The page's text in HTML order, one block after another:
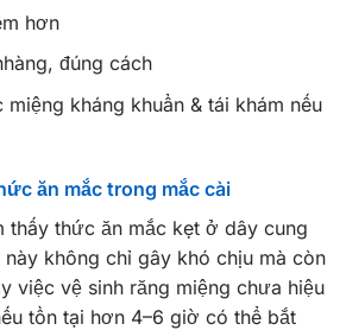
hơn
đúng cách
kháng khuẩn & tái khám nếu
ăn mắc trong mắc cài
thấy thức ăn mắc kẹt ở dây cung
không chỉ gây khó chịu mà còn
việc vệ sinh răng miệng chưa hiệu
tồn tại hơn 4–6 giờ có thể bắt